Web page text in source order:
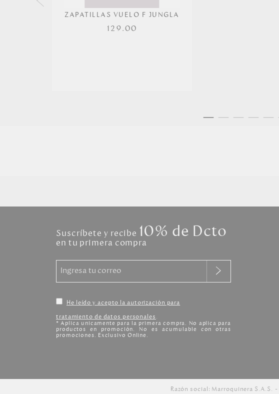
ZAPATILLAS VUELO F JUNGLA
129.00
Suscríbete y recibe 10% de Dcto
en tu primera compra
He leído y acepto la autorización para
tratamiento de datos personales.
* Aplica unicamente para la primera compra. No aplica para
productos en promoción. No es acumulable con otras
promociones. Exclusivo Online.
Razón social: Marroquinera S.A.S.